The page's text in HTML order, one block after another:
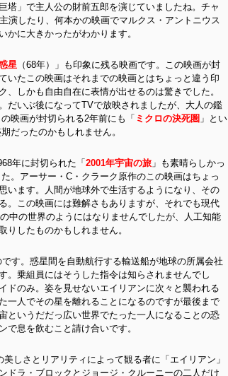
塔」で主人公の財前五郎を演じていましたね。チャ
演したり、何本かの映画でマルクス・アントニウス
に大きかったがわかります。
星 （68年）」も印象に残る映画です。この映画が封
いたこの映画はそれまでの映画とはちょっと違う印
しかも自由自在に表情が出せるのは驚きでした。
だいぶ後になってTVで放映されましたが、大人の鑑
映画が封切られる2年前にも「 ミクロの決死圏 」とい
だったのかもしれません。
年に封切られた「 2001年宇宙の旅 」も素晴らしかっ
。アーサー・C・クラーク原作のこの映画はちょっ
います。人間が地球外で生活するようになり、その
。この映画には難解さもありますが、それでも現代
中の世界のようにはなりませんでしたが、人工知能
したものかもしれません。
す。惑星間を自動航行する輸送船が地球の所属会社
。乗組員にはそうした指令は知らされませんでし
ドのみ。姿を見せないエイリアンに次々と襲われる
一人でその星を離れることになるのですが最後まで
というだだっ広い世界でたった一人になることの恐
息を飲むこと請け合いです。
美しさとリアリティによって観る者に「エイリアン」
ドラ・ブロックとジョージ・クルーニーの二人だけ